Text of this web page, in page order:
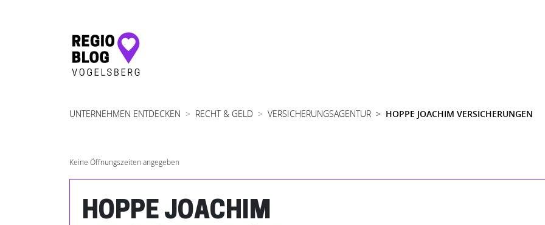
Hauptnavigation
UNTERNEHMEN ENTDECKEN RECHT & GELD VERSICHERUNGSAGENTUR HOPPE JOACHIM VERSICHERUNGEN
Keine Öffnungszeiten angegeben
HOPPE JOACHIM